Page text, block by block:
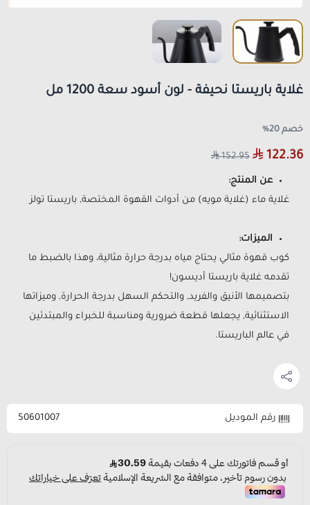
غلاية باريستا نحيفة - لون أسود سعة 1200 مل
خصم 20%
122.36
152.95
عن المنتج:
غلاية ماء (غلاية مويه) من أدوات القهوة المختصة, باريستا تولز
الميزات:
كوب قهوة مثالي يحتاج مياه بدرجة حرارة مثالية، وهذا بالضبط ما
تقدمه غلاية باريستا أديسون!
بتصميمها الأنيق والفريد, والتحكم السهل بدرجة الحرارة, وميزاتها
الاستثنائية, يجعلها قطعة ضرورية ومناسبة للخبراء والمبتدئين
في عالم الباريستا.
رقم الموديل 50601007